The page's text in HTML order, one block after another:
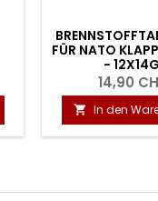
FÜR NATO
- 12X14G
14,90
 In den